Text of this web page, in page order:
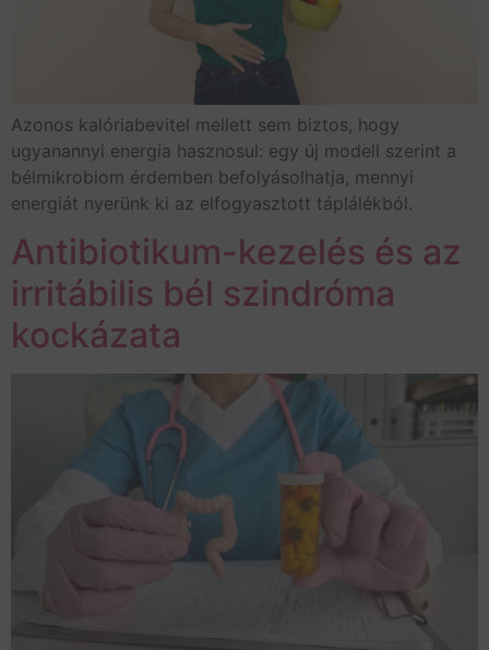
Azonos kalóriabevitel mellett sem biztos, hogy
ugyanannyi energia hasznosul: egy új modell szerint a
bélmikrobiom érdemben befolyásolhatja, mennyi
energiát nyerünk ki az elfogyasztott táplálékból.
Antibiotikum-kezelés és az
irritábilis bél szindróma
kockázata